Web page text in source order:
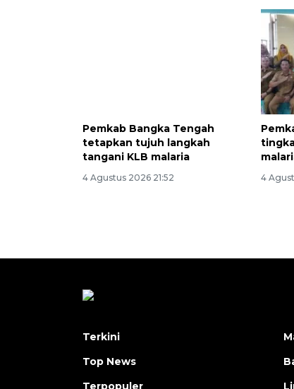
Pemkab Bangka Tengah
tetapkan tujuh langkah
tangani KLB malaria
4 Agustus 2026 21:52 4
Terkini
Top News
Terpopuler